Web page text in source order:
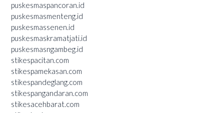
puskesmaspancoran.id
puskesmasmenteng.id
puskesmassenen.id
puskesmaskramatjati.id
puskesmasngambeg.id
stikespacitan.com
stikespamekasan.com
stikespandeglang.com
stikespangandaran.com
stikesacehbarat.com